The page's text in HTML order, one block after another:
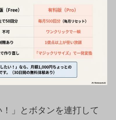
！」とボタンを連打して